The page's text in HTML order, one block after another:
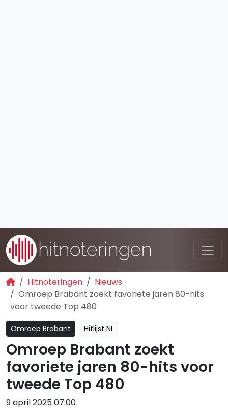
Hitnoteringen
Nieuws
Omroep Brabant zoekt favoriete jaren 80-hits
voor tweede Top 480
Omroep Brabant Hitlijst NL
Omroep Brabant zoekt
favoriete jaren 80-hits voor
tweede Top 480
9 april 2025 07:00